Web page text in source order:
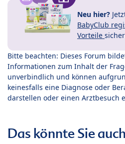
Neu hier?
BabyClub
Vorteile
Bitte beachten: Dieses Forum
Informationen zum Inhalt der
unverbindlich und können
keinesfalls eine Diagnose oder
darstellen oder einen Arztbesuch
Das könnte Sie